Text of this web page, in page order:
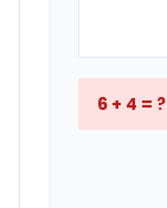
6 + 4 = ?